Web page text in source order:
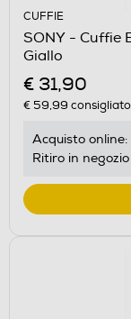
CUFFIE
SONY - Cuffie
Giallo
€ 31,90
€ 59,99 consigliato
Acquisto online:
Ritiro in